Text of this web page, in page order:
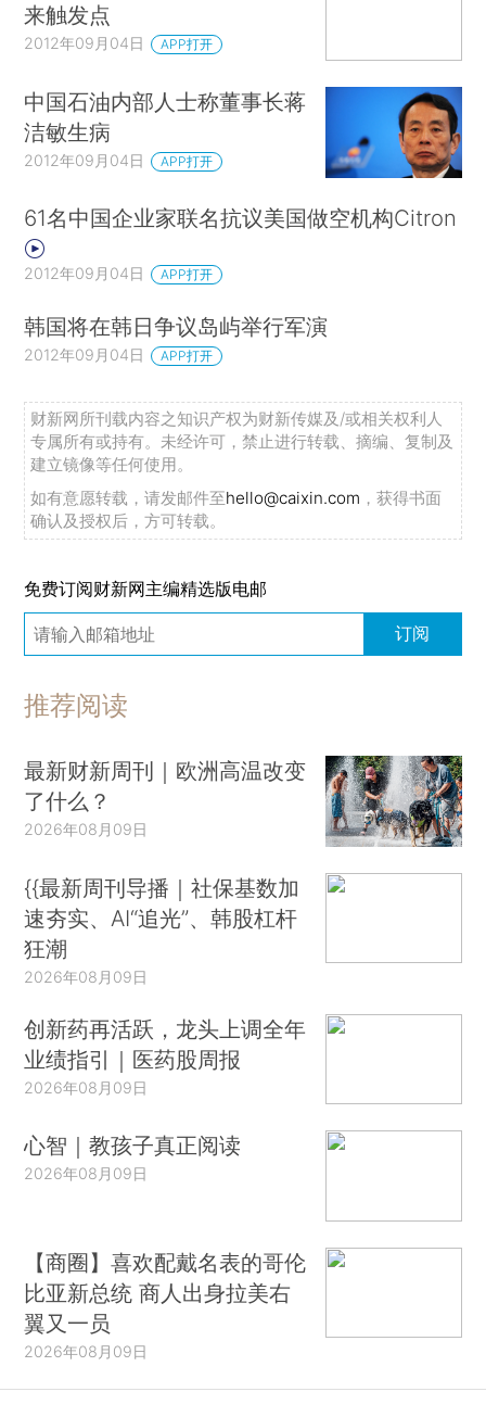
来触发点
2012年09月04日 APP打开
中国石油内部人士称董事长蒋
洁敏生病
2012年09月04日 APP打开
61名中国企业家联名抗议美国做空机构Citron
2012年09月04日 APP打开
韩国将在韩日争议岛屿举行军演
2012年09月04日 APP打开
财新网所刊载内容之知识产权为财新传媒及/或相关权利人
专属所有或持有。未经许可，禁止进行转载、摘编、复制及
建立镜像等任何使用。
如有意愿转载，请发邮件至hello@caixin.com ，获得书面
确认及授权后，方可转载。
免费订阅财新网主编精选版电邮
订阅
推荐阅读
最新财新周刊｜欧洲高温改变
了什么？
2026年08月09日
{{最新周刊导播｜社保基数加
速夯实、AI“追光”、韩股杠杆
狂潮
2026年08月09日
创新药再活跃，龙头上调全年
业绩指引｜医药股周报
2026年08月09日
心智｜教孩子真正阅读
2026年08月09日
【商圈】喜欢配戴名表的哥伦
比亚新总统 商人出身拉美右
翼又一员
2026年08月09日